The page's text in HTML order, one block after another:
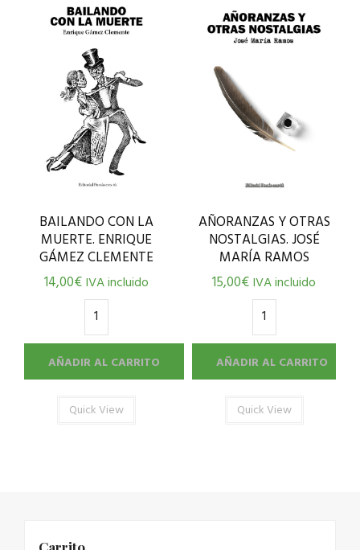
BAILANDO CON LA
MUERTE. ENRIQUE
GÁMEZ CLEMENTE
14,00€ IVA incluido
AÑADIR AL CARRITO
Quick View
AÑORANZAS Y OTRAS
NOSTALGIAS. JOSÉ
MARÍA RAMOS
15,00€IVA incluido
AÑADIR AL CARRITO
Quick View